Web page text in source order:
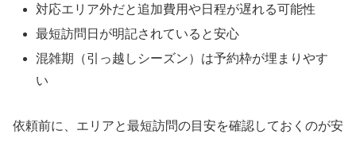
対応エリア外だと追加費用や日程が遅れる可能性
最短訪問日が明記されていると安心
混雑期（引っ越しシーズン）は予約枠が埋まりやす
い
依頼前に、エリアと最短訪問の目安を確認しておくのが安